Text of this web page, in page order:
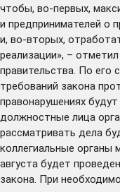
чтобы, во-первых,
и предпринимателей о
и, во-вторых,
реализации», –
правительства. По его
требований закона
правонарушениях
должностные лица
рассматривать дела
коллегиальные органы
августа будет
закона. При